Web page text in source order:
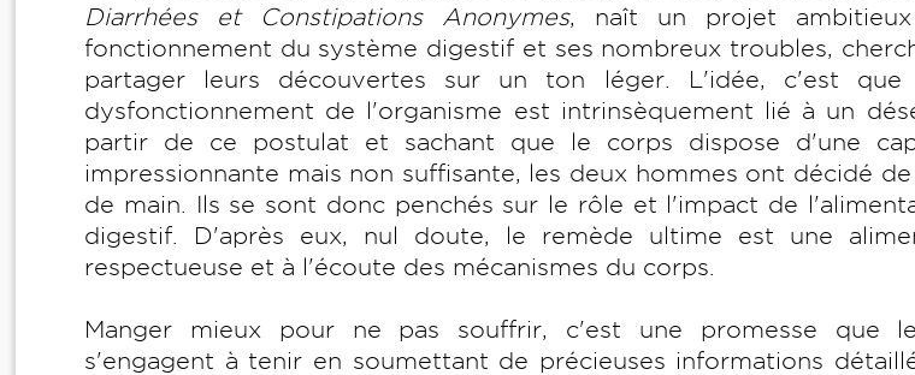
Diarrhées et Constipations Anonymes, naît un projet
fonctionnement du système digestif et ses nombreux troubles,
partager leurs découvertes sur un ton léger. L'idée, c'est
dysfonctionnement de l'organisme est intrinsèquement lié à un
partir de ce postulat et sachant que le corps dispose d'une
impressionnante mais non suffisante, les deux hommes ont décidé
de main. Ils se sont donc penchés sur le rôle et l'impact de
digestif. D'après eux, nul doute, le remède ultime est une
respectueuse et à l'écoute des mécanismes du corps.
Manger mieux pour ne pas souffrir, c'est une promesse que
s'engagent à tenir en soumettant de précieuses informations